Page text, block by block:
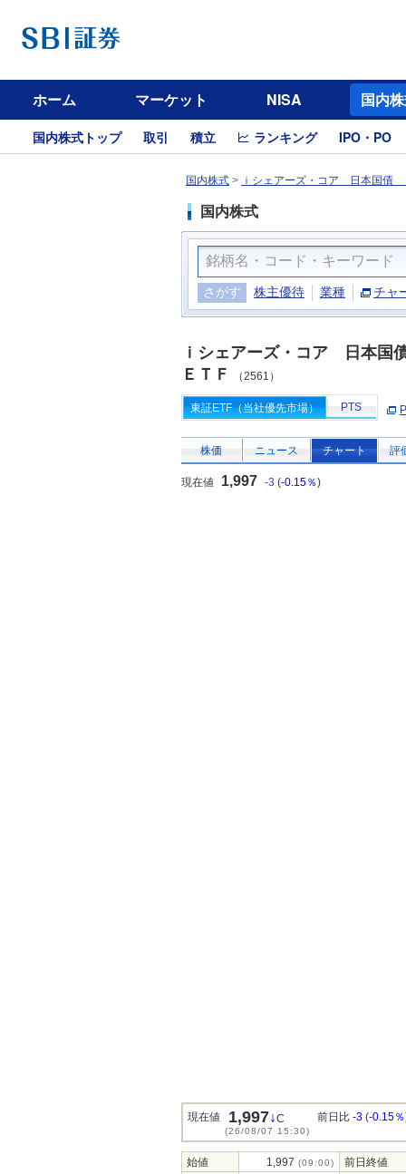
ホーム マーケット NISA 国内
国内株式トップ 取引 積立 ランキング IPO・PO
国内株式 > ｉシェアーズ・コア 日本国債
国内株式
さがす 株主優待 業種 チャ
ｉシェアーズ・コア 日本
ＥＴＦ
（2561）
東証ETF（当社優先市場） PTS
株価 ニュース チャート 評
現在値 1,997 -3 (-0.15％)
現在値 1,997↓C
(26/08/07 15:30)
前日比 -3 (-0.15％
始値 1,997 (09:00)
前日終値